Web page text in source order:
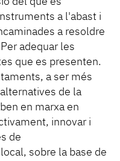
a l'abast i
a resoldre
adequar les
que es presenten.
a ser més
de la
en marxa en
innovar i
de
sobre la base de